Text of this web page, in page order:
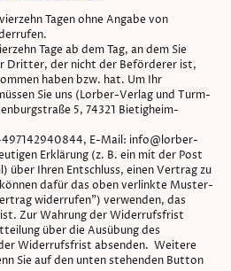
Tagen ohne Angabe von
Tage ab dem Tag, an dem Sie
Dritter, der nicht der Beförderer ist,
haben bzw. hat. Um Ihr
Sie uns (Lorber-Verlag und Turm-
5, 74321 Bietigheim-
E-Mail: info@lorber-
Erklärung (z. B. ein mit der Post
Ihren Entschluss, einen Vertrag zu
dafür das oben verlinkte Muster-
widerrufen") verwenden, das
Zur Wahrung der Widerrufsfrist
über die Ausübung des
Widerrufsfrist absenden. Weitere
Sie auf den unten stehenden Button